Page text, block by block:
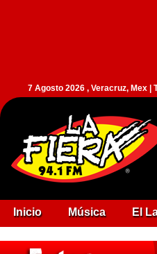
7 Agosto 2026 , Veracruz, Mex |
Inicio Música El